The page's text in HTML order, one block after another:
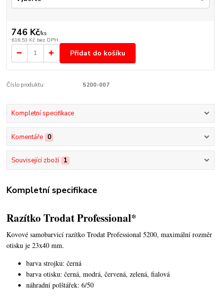
746 Kč/ks
616,53 Kč bez DPH
Přidat do košíku
Číslo produktu: 5200-007
Kompletní specifikace
Komentáře 0
Související zboží 1
Kompletní specifikace
Razítko Trodat Professional*
Kovové samobarvicí razítko Trodat Professional 5200,maximální rozměr
otisku je 23x40 mm.
barva strojku: černá
barva otisku: černá, modrá, červená, zelená, fialová
náhradní polštářek: 6/50